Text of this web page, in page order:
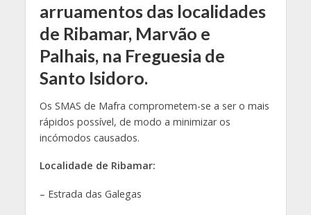
arruamentos das localidades
de Ribamar, Marvão e
Palhais, na Freguesia de
Santo Isidoro.
Os SMAS de Mafra comprometem-se a ser o mais
rápidos possível, de modo a minimizar os
incómodos causados.
Localidade de Ribamar:
– Estrada das Galegas